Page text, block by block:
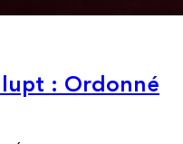
: Ordonné